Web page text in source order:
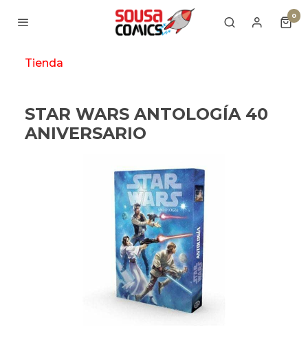
0
Tienda
STAR WARS ANTOLOGÍA 40
ANIVERSARIO